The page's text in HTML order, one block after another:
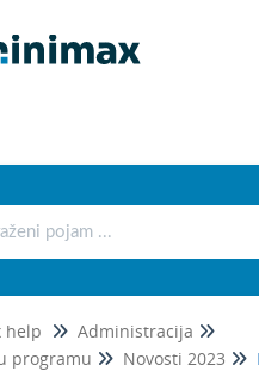
help
Administracija
programu
Novosti 2023
štampe i numerisanje